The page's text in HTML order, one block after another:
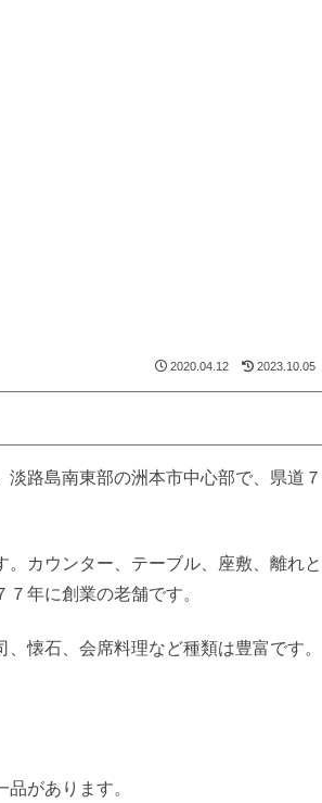
2020.04.12 2023.10.05
路島南東部の洲本市中心部で、県道７
カウンター、テーブル、座敷、離れと
年に創業の老舗です。
懐石、会席料理など種類は豊富です。
があります。